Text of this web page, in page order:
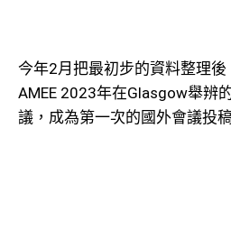
今年2月把最初步的資料整理
AMEE 2023年在Glasgow舉辨
議，成為第一次的國外會議投